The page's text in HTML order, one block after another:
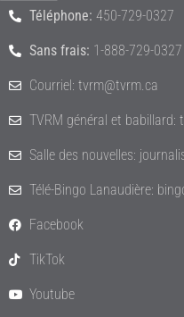
Téléphone: 450-729-0327
Sans frais: 1-888-729-0327
Courriel: tvrm@tvrm.ca
TVRM général et babillard:
Salle des nouvelles:
Télé-Bingo Lanaudière:
Facebook
TikTok
Youtube